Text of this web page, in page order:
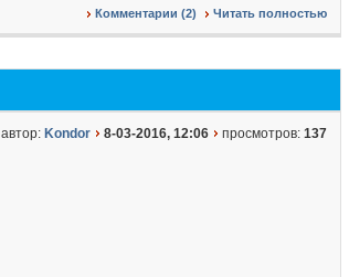
Комментарии (2) Читать полностью
автор: Kondor 8-03-2016, 12:06 просмотров: 137